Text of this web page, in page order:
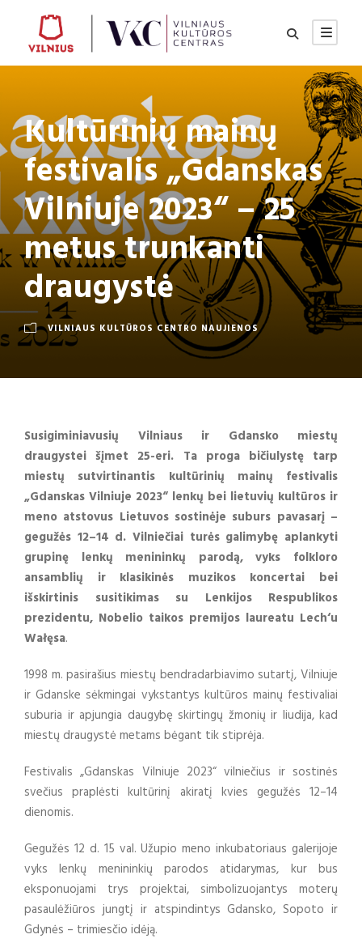
Kultūrinių mainų
festivalis „Gdanskas
Vilniuje 2023“ – 25
metus trunkanti
draugystė
VILNIAUS KULTŪROS CENTRO NAUJIENOS
Susigiminiavusių Vilniaus ir Gdansko miestų
draugystei šįmet 25-eri. Ta proga bičiulystę tarp
miestų sutvirtinantis kultūrinių mainų festivalis
„Gdanskas Vilniuje 2023“ lenkų bei lietuvių kultūros ir
meno atstovus Lietuvos sostinėje suburs pavasarį –
gegužės 12–14 d. Vilniečiai turės galimybę aplankyti
grupinę lenkų menininkų parodą, vyks folkloro
ansamblių ir klasikinės muzikos koncertai bei
išskirtinis susitikimas su Lenkijos Respublikos
prezidentu, Nobelio taikos premijos laureatu Lech‘u
Wałęsa.
1998 m. pasirašius miestų bendradarbiavimo sutartį, Vilniuje
ir Gdanske sėkmingai vykstantys kultūros mainų festivaliai
suburia ir apjungia daugybę skirtingų žmonių ir liudija, kad
miestų draugystė metams bėgant tik stiprėja.
Festivalis „Gdanskas Vilniuje 2023“ vilniečius ir sostinės
svečius praplėsti kultūrinį akiratį kvies gegužės 12–14
dienomis.
Gegužės 12 d. 15 val. Užupio meno inkubatoriaus galerijoje
vyks lenkų menininkių parodos atidarymas, kur bus
eksponuojami trys projektai, simbolizuojantys moterų
pasaulėžiūros jungtį ir atspindintys Gdansko, Sopoto ir
Gdynės – trimiesčio idėją.